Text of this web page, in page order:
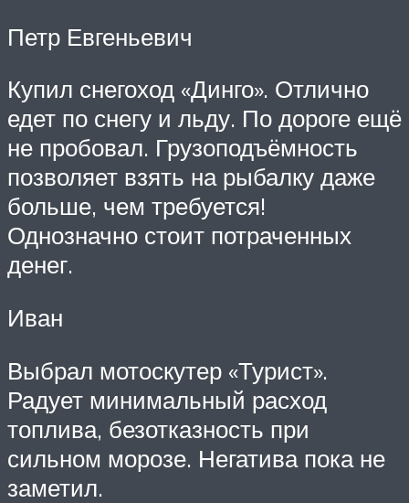
Петр Евгеньевич
Купил снегоход «Динго». Отлично
едет по снегу и льду. По дороге ещё
не пробовал. Грузоподъёмность
позволяет взять на рыбалку даже
больше, чем требуется!
Однозначно стоит потраченных
денег.
Иван
Выбрал мотоскутер «Турист».
Радует минимальный расход
топлива, безотказность при
сильном морозе. Негатива пока не
заметил.